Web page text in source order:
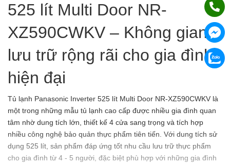
525 lít Multi Door NR-
XZ590CWKV – Không gian
lưu trữ rộng rãi cho gia đình
hiện đại
Tủ lạnh Panasonic Inverter 525 lít Multi Door NR-XZ590CWKV là
một trong những mẫu tủ lạnh cao cấp được nhiều gia đình quan
tâm nhờ dung tích lớn, thiết kế 4 cửa sang trọng và tích hợp
nhiều công nghệ bảo quản thực phẩm tiên tiến. Với dung tích sử
dụng 525 lít, sản phẩm đáp ứng tốt nhu cầu lưu trữ thực phẩm
cho gia đình từ 4 - 5 người, đặc biệt phù hợp với những gia đình